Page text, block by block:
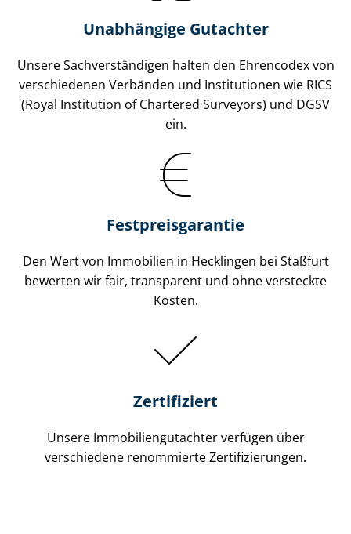
Unabhängige Gutachter
Unsere Sach­ver­stän­di­gen halten den Ehrencodex von
verschiedenen Verbänden und Institutionen wie RICS
(Royal Institution of Chartered Surveyors) und DGSV
ein.
Festpreis​garantie
Den Wert von Immobilien in Hecklingen bei Staßfurt
bewerten wir fair, transparent und ohne versteckte
Kosten.
Zertifiziert
Unsere Immobilien­gutachter verfügen über
verschiedene renommierte Zer­ti­fi­zie­run­gen.